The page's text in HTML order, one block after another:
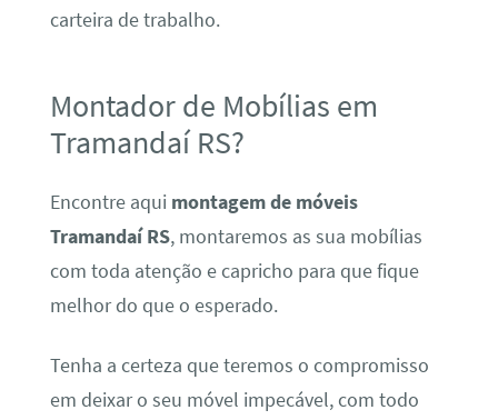
carteira de trabalho.
Montador de Mobílias em
Tramandaí RS?
Encontre aqui montagem de móveis
Tramandaí RS, montaremos as sua mobílias
com toda atenção e capricho para que fique
melhor do que o esperado.
Tenha a certeza que teremos o compromisso
em deixar o seu móvel impecável, com todo